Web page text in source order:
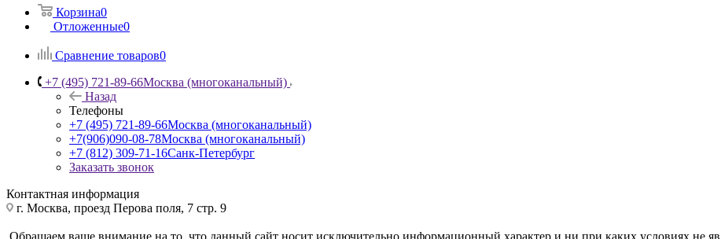
Корзина0
Отложенные0
Сравнение товаров0
+7 (495) 721-89-66Москва (многоканальный)
Назад
Телефоны
+7 (495) 721-89-66Москва (многоканальный)
+7(906)090-08-78Москва (многоканальный)
+7 (812) 309-71-16Санк-Петербург
Заказать звонок
Контактная информация
г. Москва, проезд Перова поля, 7 стр. 9
Обращаем ваше внимание на то, что данный сайт носит исключительно информационный характер и ни при каких условиях не